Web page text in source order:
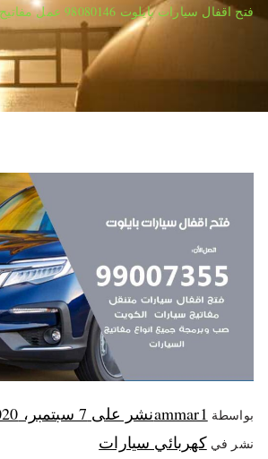
فتح اقفال سيارات بايلوت 98080146‬ عمل مفاتيح سيارات جديدة
بواسطة ammar1نشر على 7 سبتمبر، 2020
نشر في كهربائي سيارات